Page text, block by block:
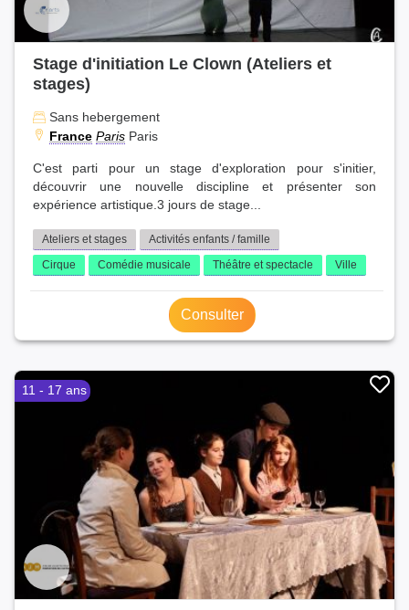
Stage d'initiation Le Clown (Ateliers et
stages)
Sans hebergement
France Paris Paris
C'est parti pour un stage d'exploration pour s'initier,
découvrir une nouvelle discipline et présenter son
expérience artistique.3 jours de stage...
Ateliers et stages
Activités enfants / famille
Cirque
Comédie musicale Théâtre et spectacle Ville
Consulter
11 - 17 ans